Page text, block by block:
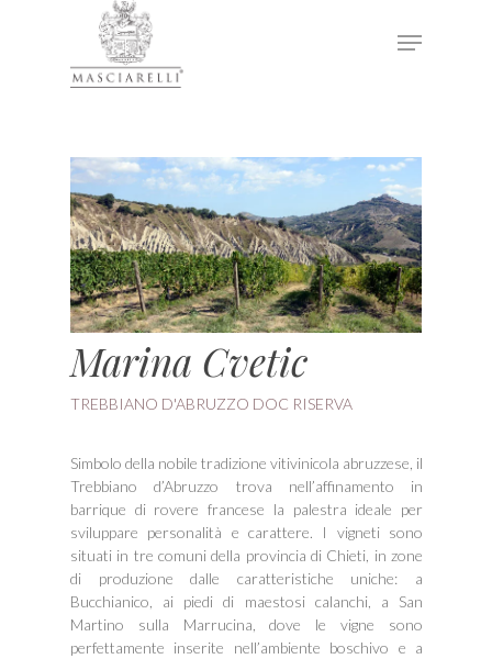
Marina Cvetic
TREBBIANO D'ABRUZZO DOC RISERVA
Simbolo della nobile tradizione vitivinicola abruzzese, il
Trebbiano d’Abruzzo trova nell’affinamento in
barrique di rovere francese la palestra ideale per
sviluppare personalità e carattere. I vigneti sono
situati in tre comuni della provincia di Chieti, in zone
di produzione dalle caratteristiche uniche: a
Bucchianico, ai piedi di maestosi calanchi, a San
Martino sulla Marrucina, dove le vigne sono
perfettamente inserite nell’ambiente boschivo e a